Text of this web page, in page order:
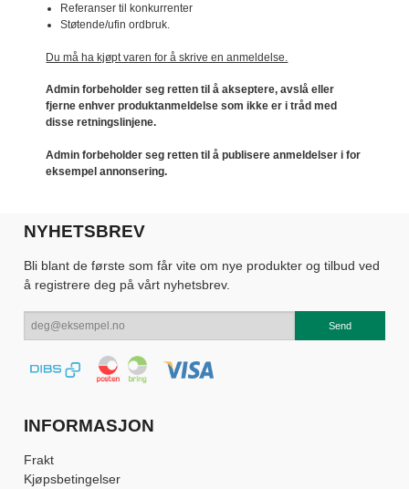
Referanser til konkurrenter
Støtende/ufin ordbruk.
Du må ha kjøpt varen for å skrive en anmeldelse.
Admin forbeholder seg retten til å akseptere, avslå eller
fjerne enhver produktanmeldelse som ikke er i tråd med
disse retningslinjene.
Admin forbeholder seg retten til å publisere anmeldelser i for
eksempel annonsering.
NYHETSBREV
Bli blant de første som får vite om nye produkter og tilbud ved
å registrere deg på vårt nyhetsbrev.
INFORMASJON
Frakt
Kjøpsbetingelser